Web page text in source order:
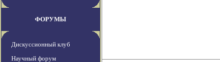
ФОРУМЫ
Дискуссионный клуб
Научный форум